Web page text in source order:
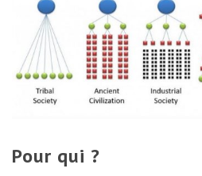
Pour qui ?